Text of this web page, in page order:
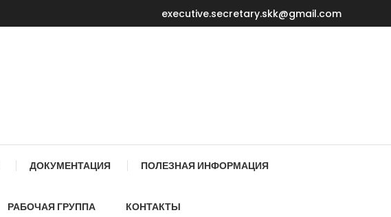
executive.secretary.skk@gmail.com
ДОКУМЕНТАЦИЯ ПОЛЕЗНАЯ ИНФОРМАЦИЯ
РАБОЧАЯ ГРУППА КОНТАКТЫ